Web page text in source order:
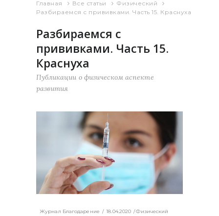
Главная Все статьи
Физический
Разбираемся с прививками. Часть 15. Краснуха
Разбираемся с
прививками. Часть 15.
Краснуха
Публикации о физическом аспекте
развития
Журнал Благодарение 18.04.2020
Физический